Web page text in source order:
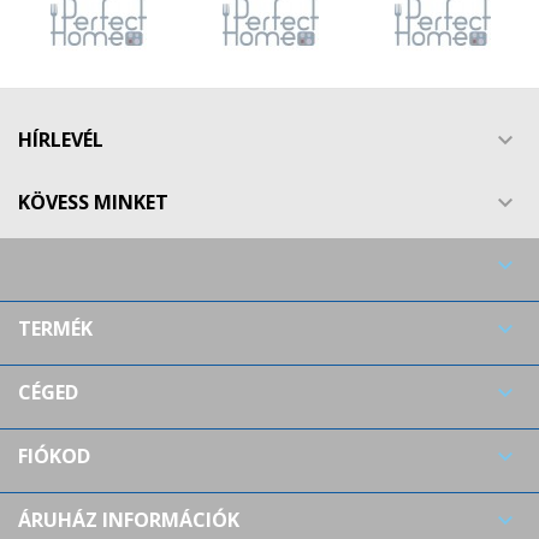
HÍRLEVÉL 
KÖVESS MINKET 

TERMÉK 
CÉGED 
FIÓKOD 
ÁRUHÁZ INFORMÁCIÓK 